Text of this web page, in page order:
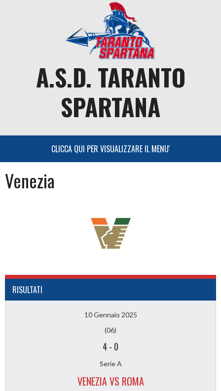
A.S.D. TARANTO
SPARTANA
Venezia
RISULTATI
10 Gennaio 2025
(06)
4- 0
Serie A
VENEZIA VS ROMA